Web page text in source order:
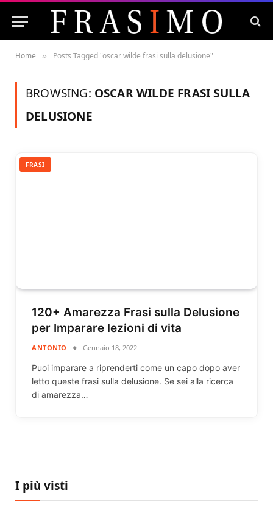
Home » Posts Tagged "oscar wilde frasi sulla delusione"
BROWSING: OSCAR WILDE FRASI SULLA
DELUSIONE
FRASI
120+ Amarezza Frasi sulla Delusione
per Imparare lezioni di vita
ANTONIO Gennaio 18, 2022
Puoi imparare a riprenderti come un capo dopo aver
letto queste frasi sulla delusione. Se sei alla ricerca
di amarezza…
I più visti